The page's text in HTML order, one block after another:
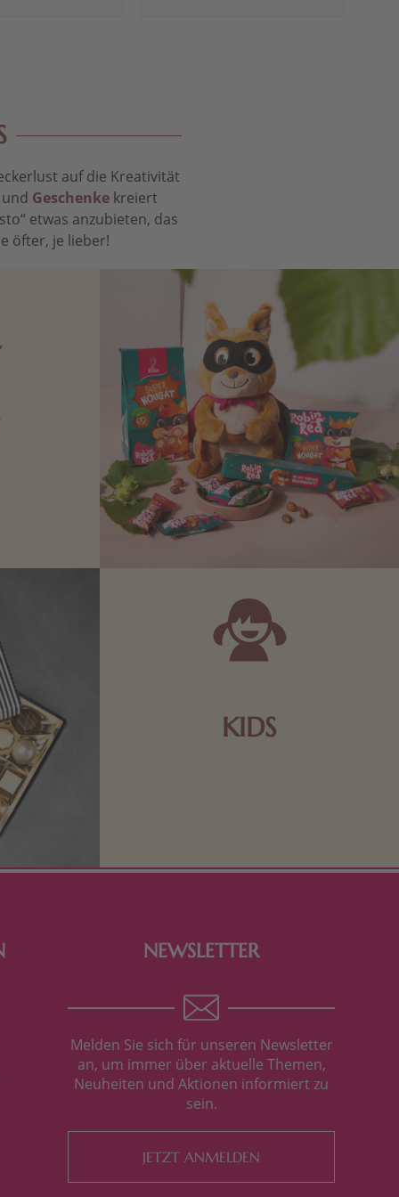
auf die Kreativität
Geschenkekreiert
etwas anzubieten, das
öfter, je lieber!
KIDS
NEWSLETTER
Melden Sie sich für unseren Newsletter
an, um immer über aktuelle Themen,
Neuheiten und Aktionen informiert zu
sein.
JETZT ANMELDEN